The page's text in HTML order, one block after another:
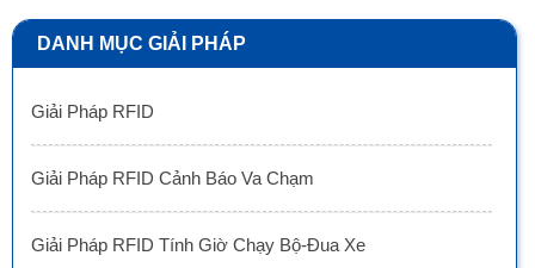
DANH MỤC GIẢI PHÁP
Giải Pháp RFID
Giải Pháp RFID Cảnh Báo Va Chạm
Giải Pháp RFID Tính Giờ Chạy Bộ-Đua Xe